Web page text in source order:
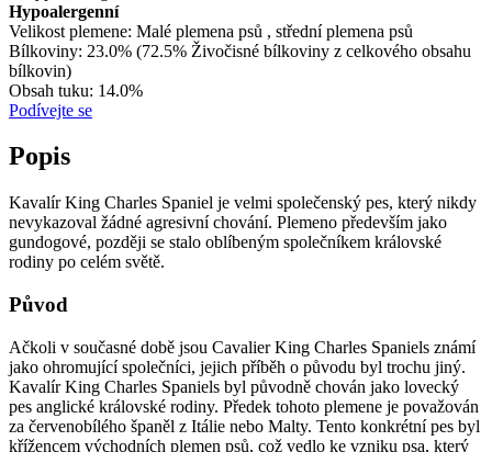
Hypoalergenní
Velikost plemene: Malé plemena psů , střední plemena psů
Bílkoviny: 23.0% (72.5% Živočisné bílkoviny z celkového obsahu
bílkovin)
Obsah tuku: 14.0%
Podívejte se
Popis
Kavalír King Charles Spaniel je velmi společenský pes, který nikdy
nevykazoval žádné agresivní chování. Plemeno především jako
gundogové, později se stalo oblíbeným společníkem královské
rodiny po celém světě.
Původ
Ačkoli v současné době jsou Cavalier King Charles Spaniels známí
jako ohromující společníci, jejich příběh o původu byl trochu jiný.
Kavalír King Charles Spaniels byl původně chován jako lovecký
pes anglické královské rodiny. Předek tohoto plemene je považován
za červenobílého španěl z Itálie nebo Malty. Tento konkrétní pes byl
křížencem východních plemen psů, což vedlo ke vzniku psa, který